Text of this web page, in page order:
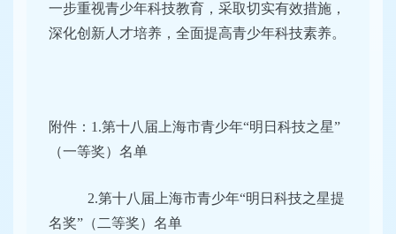
一步重视青少年科技教育，采取切实有效措施，
深化创新人才培养，全面提高青少年科技素养。
附件：1.第十八届上海市青少年“明日科技之星”
（一等奖）名单
2.第十八届上海市青少年“明日科技之星提
名奖”（二等奖）名单